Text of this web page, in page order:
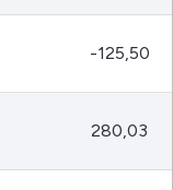
-125,50
280,03